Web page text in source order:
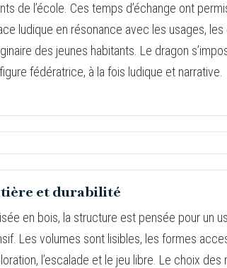
de l’école. Ces temps d’échange ont
ludique en résonance avec les usages,
des jeunes habitants. Le dragon
fédératrice, à la fois ludique et narrative.
et durabilité
en bois, la structure est pensée pour un
Les volumes sont lisibles, les formes
l’escalade et le jeu libre. Le choix